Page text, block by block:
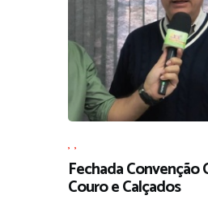
, ,
Fechada Convenção
Couro e Calçados